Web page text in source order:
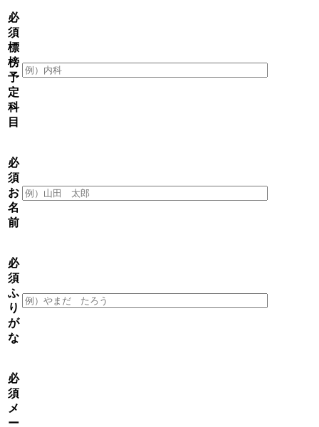
必
須
標
榜
予
定
科
目
必
須
お
名
前
必
須
ふ
り
が
な
必
須
メ
ー